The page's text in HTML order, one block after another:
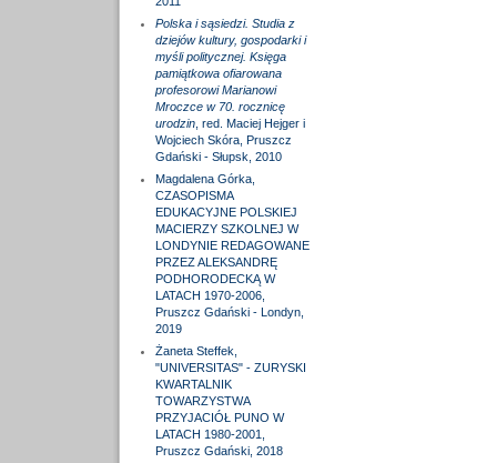
Polska i sąsiedzi. Studia z
dziejów kultury, gospodarki i
myśli politycznej. Księga
pamiątkowa ofiarowana
profesorowi Marianowi
Mroczce w 70. rocznicę
urodzin, red. Maciej Hejger i
Wojciech Skóra, Pruszcz
Gdański - Słupsk, 2010
Magdalena Górka,
CZASOPISMA
EDUKACYJNE POLSKIEJ
MACIERZY SZKOLNEJ W
LONDYNIE REDAGOWANE
PRZEZ ALEKSANDRĘ
PODHORODECKĄ W
LATACH 1970-2006,
Pruszcz Gdański - Londyn,
2019
Żaneta Steffek,
"UNIVERSITAS" - ZURYSKI
KWARTALNIK
TOWARZYSTWA
PRZYJACIÓŁ PUNO W
LATACH 1980-2001,
Pruszcz Gdański, 2018